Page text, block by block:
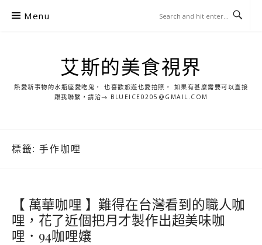
Menu
艾斯的美食視界
熱愛新事物的水瓶座愛吃鬼， 也喜歡旅遊也愛拍照， 如果有甚麼需要可以直接
跟我聯繫，請洽→ BLUEICE0205@GMAIL.COM
標籤: 手作咖哩
【 萬華咖哩 】難得在台灣看到的職人咖
哩，花了近個把月才製作出超美味咖
哩．94咖哩孃